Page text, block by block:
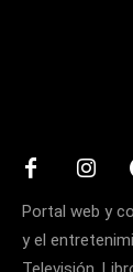
Portal web y
y el